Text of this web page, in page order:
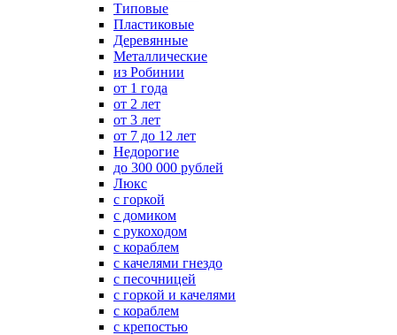
Типовые
Пластиковые
Деревянные
Металлические
из Робинии
от 1 года
от 2 лет
от 3 лет
от 7 до 12 лет
Недорогие
до 300 000 рублей
Люкс
с горкой
с домиком
с рукоходом
с кораблем
с качелями гнездо
с песочницей
с горкой и качелями
с кораблем
с крепостью